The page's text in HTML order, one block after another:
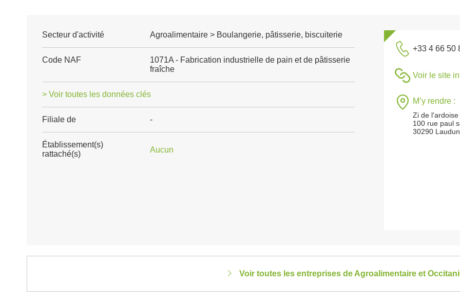
Secteur d'activité Agroalimentaire > Boulangerie, pâtisserie, biscuiterie
Code NAF
1071A - Fabrication industrielle de pain et de pâtisserie
fraîche
> Voir toutes les données clés
Filiale de -
Établissement(s)
rattaché(s)
Aucun
+33 4 66 50
Voir le site
M’y rendre :
Zi de l'ardoise
100 rue paul
30290
Voir toutes les entreprises de Agroalimentaire et